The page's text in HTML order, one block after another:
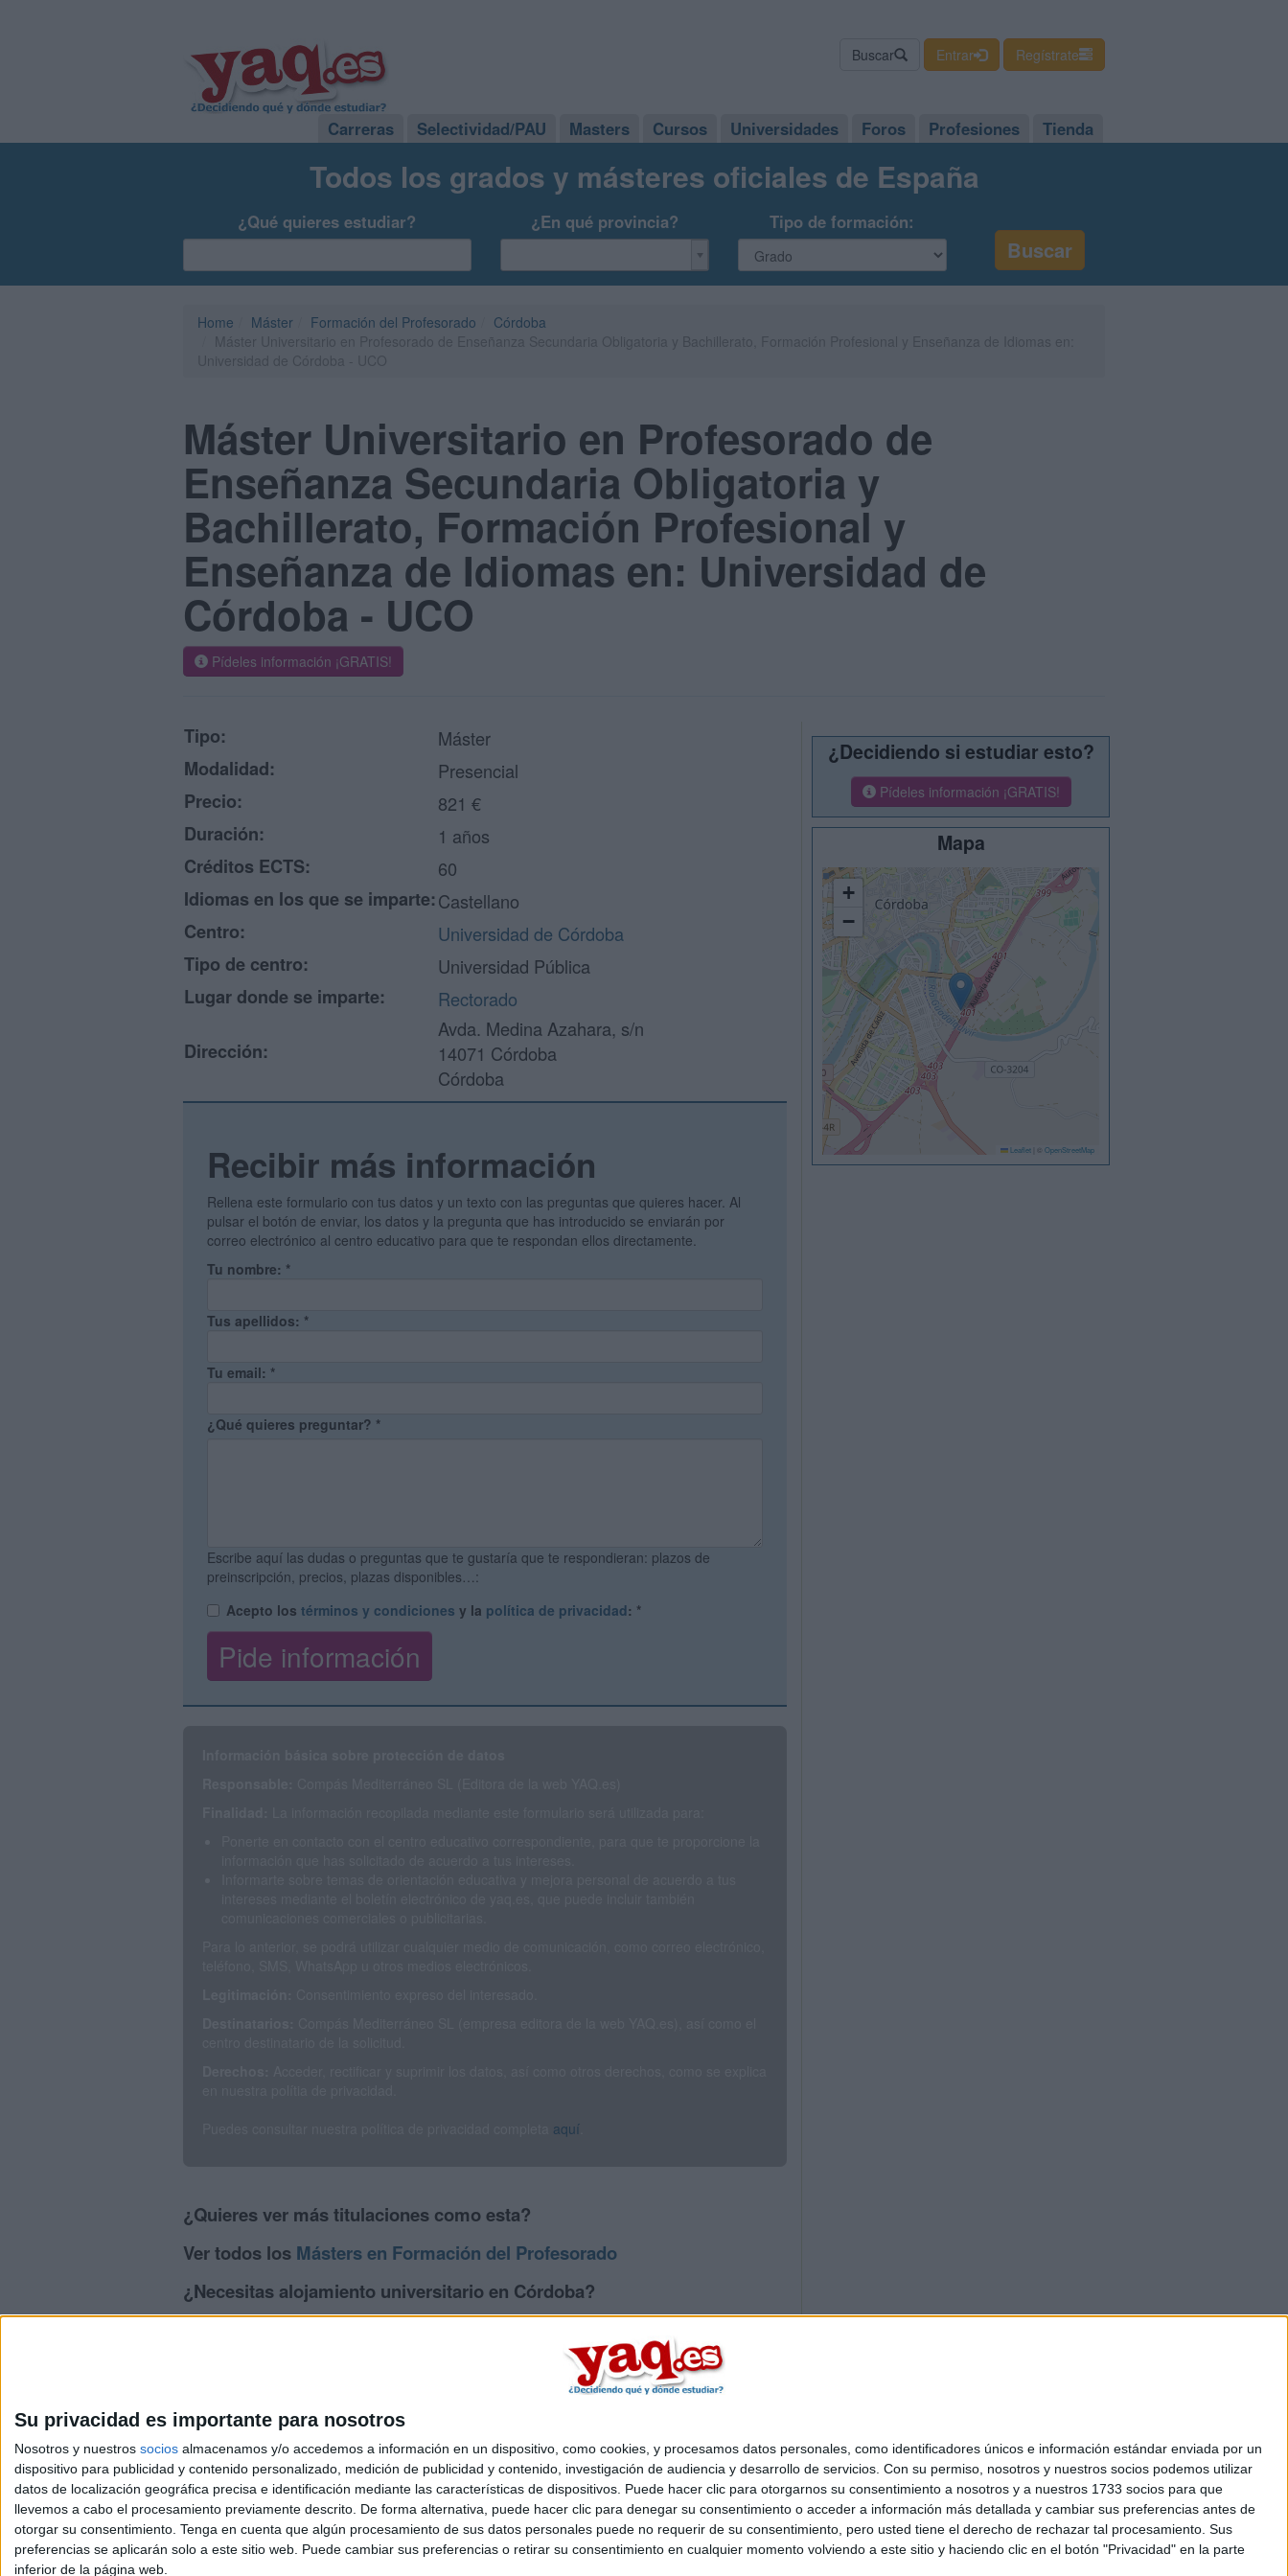
Su privacidad es importante para nosotros
Nosotros y nuestros socios almacenamos y/o accedemos a información en un dispositivo, como cookies, y procesamos datos personales, como identificadores únicos e información estándar enviada por un
dispositivo para publicidad y contenido personalizado, medición de publicidad y contenido, investigación de audiencia y desarrollo de servicios. Con su permiso, nosotros y nuestros socios podemos utilizar
datos de localización geográfica precisa e identificación mediante las características de dispositivos. Puede hacer clic para otorgarnos su consentimiento a nosotros y a nuestros 1733 socios para que
llevemos a cabo el procesamiento previamente descrito. De forma alternativa, puede hacer clic para denegar su consentimiento o acceder a información más detallada y cambiar sus preferencias antes de
otorgar su consentimiento. Tenga en cuenta que algún procesamiento de sus datos personales puede no requerir de su consentimiento, pero usted tiene el derecho de rechazar tal procesamiento. Sus
preferencias se aplicarán solo a este sitio web. Puede cambiar sus preferencias o retirar su consentimiento en cualquier momento volviendo a este sitio y haciendo clic en el botón "Privacidad" en la parte
inferior de la página web.
Buscar Entrar Regístrate
Carreras Selectividad/PAU Masters Cursos Universidades Foros Profesiones Tienda
Todos los grados y másteres oficiales de España
¿Qué quieres estudiar? ¿En qué provincia? Tipo de formación:
Home Máster Formación del Profesorado
Córdoba
Máster Universitario en Profesorado de
Enseñanza Secundaria Obligatoria y
Bachillerato, Formación Profesional y
Enseñanza de Idiomas en: Universidad de
Córdoba - UCO
Pídeles información ¡GRATIS!
Tipo:
Máster
Modalidad:
Presencial
Precio:
821 €
Duración:
1 años
Créditos ECTS:
60
Idiomas en los que se imparte:Castellano
Centro:
Universidad de Córdoba
Tipo de centro:
Universidad Pública
Lugar donde se imparte:
Rectorado
Dirección:
Avda. Medina Azahara, s/n
14071 Córdoba
Córdoba
Recibir más información
Rellena este formulario con tus datos y un texto con las preguntas que quieres hacer. Al
pulsar el botón de enviar, los datos y la pregunta que has introducido se enviarán por
correo electrónico al centro educativo para que te respondan ellos directamente.
Tu nombre: *
Tus apellidos: *
Tu email: *
¿Qué quieres preguntar? *
Escribe aquí las dudas o preguntas que te gustaría que te respondieran: plazos de
preinscripción, precios, plazas disponibles…:
Acepto los términos y condiciones y la política de privacidad: *
aquí
¿Quieres ver más titulaciones como esta?
Ver todos los Másters en Formación del Profesorado
¿Necesitas alojamiento universitario en Córdoba?
>> Residencias de estudiantes y colegios mayores en Córdoba
¿Decidiendo si estudiar esto?
Pídeles información ¡GRATIS!
Mapa
+
−
Leaflet © OpenStreetMap
Quiénes somos|Contactar|Anúnciate
Aviso legal|Politica de privacidad|Condiciones generales|Política de cookies
© 2003-2026Compás Mediterráneo S.L.- Diego de León 47 - 28006 Madrid [ESPAÑA] - Tel. +34 91 593 2767